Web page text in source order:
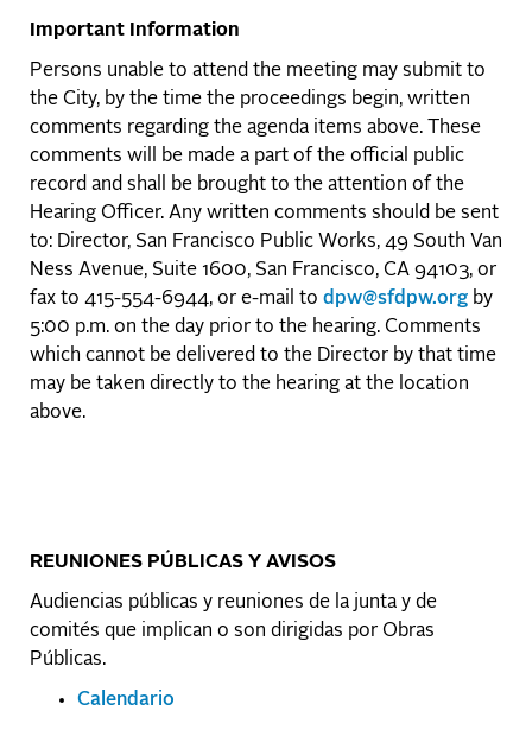
Important Information
Persons unable to attend the meeting may submit to
the City, by the time the proceedings begin, written
comments regarding the agenda items above. These
comments will be made a part of the official public
record and shall be brought to the attention of the
Hearing Officer. Any written comments should be sent
to: Director, San Francisco Public Works, 49 South Van
Ness Avenue, Suite 1600, San Francisco, CA 94103, or
fax to 415-554-6944, or e-mail to dpw@sfdpw.org by
5:00 p.m. on the day prior to the hearing. Comments
which cannot be delivered to the Director by that time
may be taken directly to the hearing at the location
above.
REUNIONES PÚBLICAS Y AVISOS
Audiencias públicas y reuniones de la junta y de
comités que implican o son dirigidas por Obras
Públicas.
Calendario